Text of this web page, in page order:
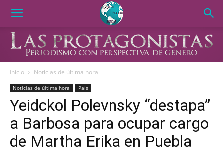
Inicio Noticias de última hora
Noticias de última hora País
Yeidckol Polevnsky “destapa”
a Barbosa para ocupar cargo
de Martha Erika en Puebla